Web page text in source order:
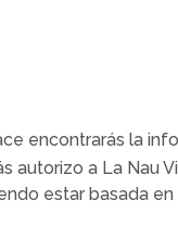
encontrarás la
autorizo a La Nau
estar basada